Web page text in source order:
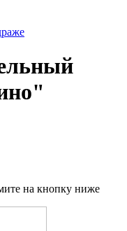
на кнопку ниже